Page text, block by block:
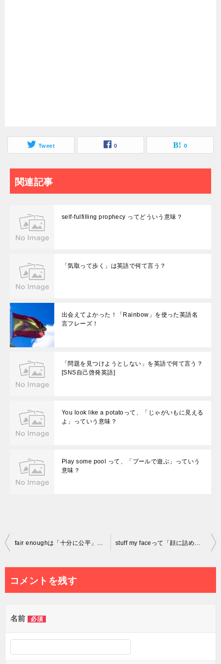
Tweet 0 0
関連記事
self-fulfilling prophecy ってどういう意味？
「気取って歩く」は英語で何て言う？
出会えてよかった！「Rainbow」を使った英語名
言フレーズ！
「問題を見つけようとしない」を英語で何て言う？
[SNS自己啓発英語]
You look like a potatoって、「じゃがいもに見える
よ」っていう意味？
Play some pool って、「プールで遊ぶ」っていう
意味？
投
ナ
ビ
ゲ
fair enoughは「十分に公平」っていう意味？ stuff my faceって「顔に詰める」っていう意味？
コメントを残す
名前 必須